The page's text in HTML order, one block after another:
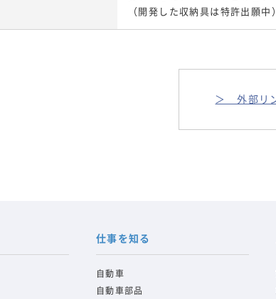
（開発した収納具は特許出願中
＞ 外部リ
仕事を知る
自動車
自動車部品